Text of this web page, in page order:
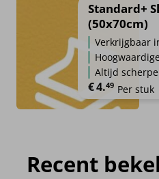
Standard+
(50x70cm)
Verkrijgbaar
Altijd
€4.49 Per stuk
Recent